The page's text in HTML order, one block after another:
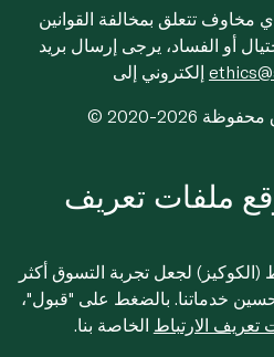
مخاوف تتعلق بمخالفة القوانين
أو الفساد، يرجى إرسال بريد
محفوظة
ملفات تعريف
لجعل تجربة التسوق أكثر
خدماتنا. بالضغط على "قبول"،
الارتباط الخاصة بنا.